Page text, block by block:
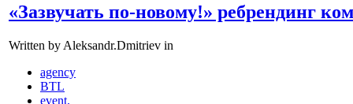
«Зазвучать по-новому!» ребрендинг
Written by Aleksandr.Dmitriev in
agency
BTL
event.